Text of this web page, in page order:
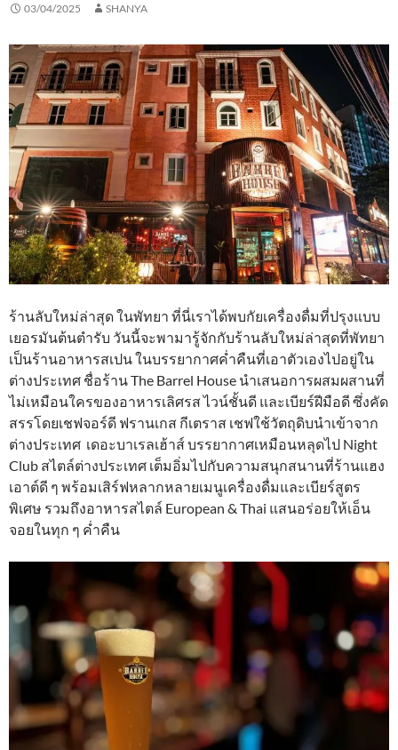
03/04/2025 SHANYA
ร้านลับใหม่ล่าสุด ในพัทยา ที่นี่เราได้พบกัยเครื่องดื่มที่ปรุงแบบ
เยอรมันต้นตำรับ วันนี้จะพามารู้จักกับร้านลับใหม่ล่าสุดที่พัทยา
เป็นร้านอาหารสเปน ในบรรยากาศค่ำคืนที่เอาตัวเองไปอยู่ใน
ต่างประเทศ ชื่อร้าน The Barrel House นำเสนอการผสมผสานที่
ไม่เหมือนใครของอาหารเลิศรส ไวน์ชั้นดี และเบียร์ฝีมือดี ซึ่งคัด
สรรโดยเชฟจอร์ดี ฟรานเกส กีเตราส เชฟใช้วัตถุดิบนำเข้าจาก
ต่างประเทศ เดอะบาเรลเฮ้าส์ บรรยากาศเหมือนหลุดไป Night
Club สไตล์ต่างประเทศ เต็มอิ่มไปกับความสนุกสนานที่ร้านแฮง
เอาต์ดี ๆ พร้อมเสิร์ฟหลากหลายเมนูเครื่องดื่มและเบียร์สูตร
พิเศษ รวมถึงอาหารสไตล์ European & Thai แสนอร่อยให้เอ็น
จอยในทุก ๆ ค่ำคืน